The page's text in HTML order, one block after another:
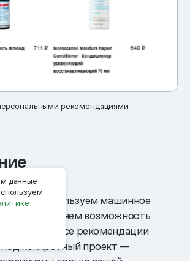
данные
рекомендациями
используем машинное
этом сохраняем возможность
настройки. Все рекомендации
конкретный проект —